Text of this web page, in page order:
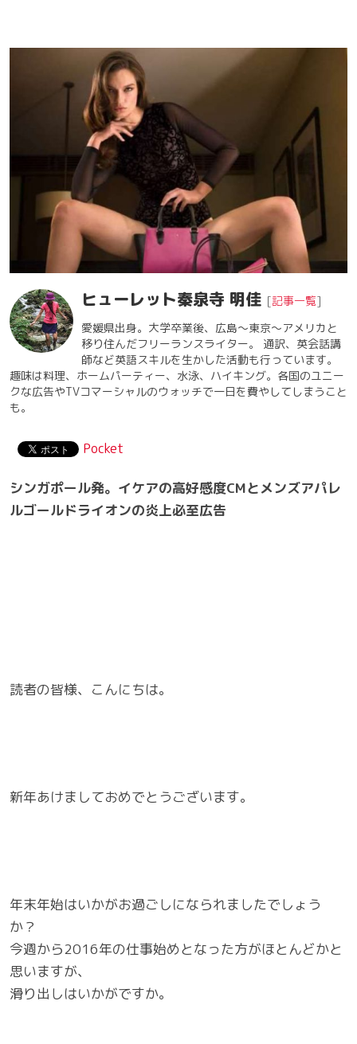
ヒューレット秦泉寺 明佳 [記事一覧]
愛媛県出身。大学卒業後、広島〜東京〜アメリカと
移り住んだフリーランスライター。 通訳、英会話講
師など英語スキルを生かした活動も行っています。
趣味は料理、ホームパーティー、水泳、ハイキング。各国のユニー
クな広告やTVコマーシャルのウォッチで一日を費やしてしまうこと
も。
Pocket
シンガポール発。イケアの高好感度CMとメンズアパレ
ルゴールドライオンの炎上必至広告
読者の皆様、こんにちは。
新年あけましておめでとうございます。
年末年始はいかがお過ごしになられましたでしょう
か？
今週から2016年の仕事始めとなった方がほとんどかと
思いますが、
滑り出しはいかがですか。